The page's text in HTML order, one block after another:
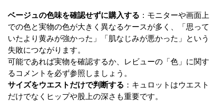
ベージュの色味を確認せずに購入する ：モニターや画面上
での色と実物の色が大きく異なるケースが多く、「思って
いたより黄みが強かった」「肌なじみが悪かった」という
失敗につながります。
可能であれば実物を確認するか、レビューの「色」に関す
るコメントを必ず参照しましょう。
サイズをウエストだけで判断する ：キュロットはウエスト
だけでなくヒップや股上の深さも重要です。